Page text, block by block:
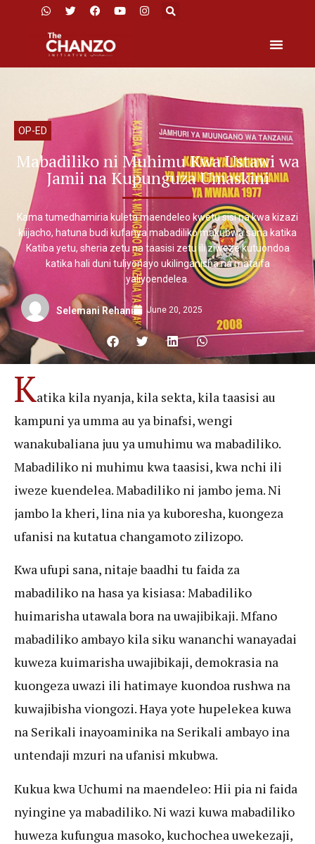
OP-ED
Mabadiliko ni Muhimu Kwa Ustawi wa
Jamii na Kupunguza Umaskini
Kama tumedhamiria kuleta maendeleo kwetu sisi na kwa kizazi
kiijacho, hatuna budi kufanya mabadiliko makubwa sana katika
Katiba yetu, sheria zetu na taasisi zetu ili ziweze kutuondoa
katika hali duni tuliyonayo ukilinganisha na mataifa
yaliyoendelea.
Selemani Rehani June 20, 2025
Katika kila nyanja, kila sekta, kila taasisi au
kampuni ya umma au ya binafsi, wengi
wanakubaliana juu ya umuhimu wa mabadiliko.
Mabadiliko ni muhimu kwa taasisi, kwa nchi ili
iweze kuendelea. Mabadiliko ni jambo jema. Ni
jambo la kheri, lina nia ya kuboresha, kuongeza
ufanisi na kutatua changamoto zilizopo.
Kwa ufupi sana, nitaje baadhi tu faida za
mabadiliko na hasa ya kisiasa: Mabadiliko
huimarisha utawala bora na uwajibikaji. Mfano
mabadiliko ambayo kila siku wananchi wanayadai
kuweza kuimarisha uwajibikaji, demokrasia na
kuongeza uwazi ili hatimaye kuondoa rushwa na
kuwajibisha viongozi. Haya yote hupelekea kuwa
na Serikali inayoaminika na Serikali ambayo ina
untendaji mzuri na ufanisi mkubwa.
Kukua kwa Uchumi na maendeleo: Hii pia ni faida
nyingine ya mabadiliko. Ni wazi kuwa mabadiliko
huweza kufungua masoko, kuchochea uwekezaji,